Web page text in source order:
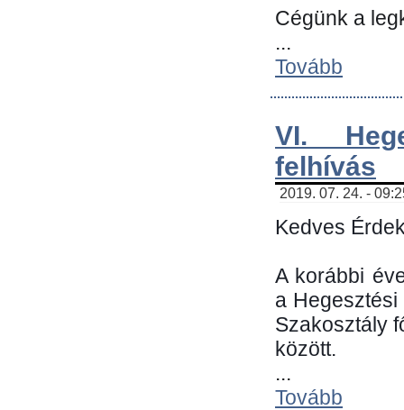
Cégünk a
...
Tovább
VI.
felhívás
2019. 07. 24. -
Kedves
A korábbi
a
Szakosztály
között.
...
Tovább